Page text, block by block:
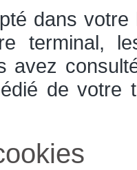
dans
terminal,
avez
de votre